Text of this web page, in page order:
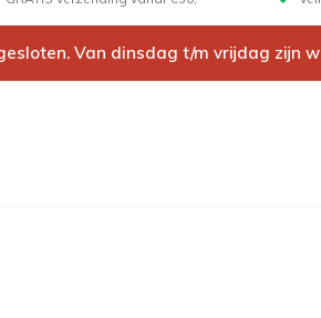
Van dinsdag t/m vrijdag zijn